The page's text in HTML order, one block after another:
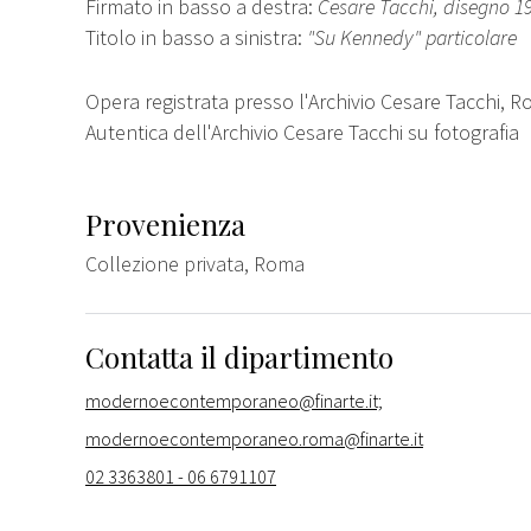
Firmato in basso a destra: Cesare Tacchi, disegno
Titolo in basso a sinistra: "Su Kennedy" particolare
Opera registrata presso l'Archivio Cesare Tacchi,
Autentica dell'Archivio Cesare Tacchi su fotografia
Provenienza
Collezione privata, Roma
Contatta il dipartimento
modernoecontemporaneo@finarte.it;
modernoecontemporaneo.roma@finarte.it
02 3363801 - 06 6791107